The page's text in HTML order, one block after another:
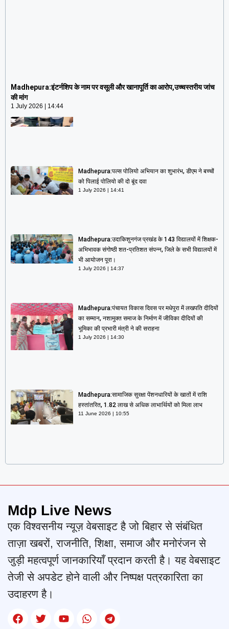
Madhepura:इंटर्नशिप के नाम पर वसूली और खानापूर्ति का आरोप,उच्चस्तरीय जांच
की मांग
1 July 2026 14:44
1 July 2026 14:44
Madhepura:पल्स पोलियो अभियान का शुभारंभ, डीएम ने बच्चों
को पिलाई पोलियो की दो बूंद दवा
1 July 2026 14:41
Madhepura:उदाकिशुनगंज प्रखंड के 143 विद्यालयों में शिक्षक-
अभिभावक संगोष्ठी शत-प्रतिशत संपन्न, जिले के सभी विद्यालयों में
भी आयोजन पूरा।
1 July 2026 14:37
Madhepura:पंचायत विकास दिवस पर मधेपुरा में लखपति दीदियों
का सम्मान, नशामुक्त समाज के निर्माण में जीविका दीदियों की
भूमिका की प्रभारी मंत्री ने की सराहना
1 July 2026 14:30
Madhepura:सामाजिक सुरक्षा पेंशनधारियों के खातों में राशि
हस्तांतरित, 1.82 लाख से अधिक लाभार्थियों को मिला लाभ
11 June 2026 10:55
Mdp Live News
एक विश्वसनीय न्यूज़ वेबसाइट है जो बिहार से संबंधित
ताज़ा खबरों, राजनीति, शिक्षा, समाज और मनोरंजन से
जुड़ी महत्वपूर्ण जानकारियाँ प्रदान करती है। यह वेबसाइट
तेजी से अपडेट होने वाली और निष्पक्ष पत्रकारिता का
उदाहरण है।